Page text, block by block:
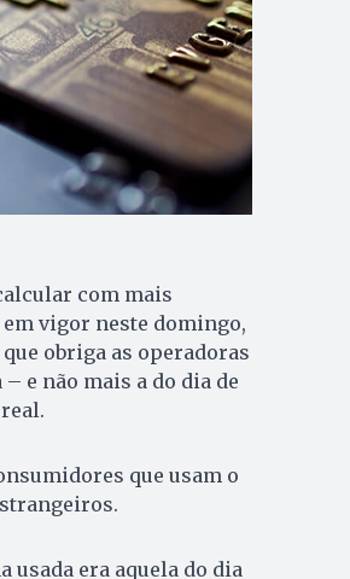
com mais
vigor neste domingo,
obriga as operadoras
e não mais a do dia de
que usam o
usada era aquela do dia